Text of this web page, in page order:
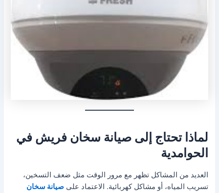
لماذا تحتاج إلى صيانة سخان فريش في
الحوامدية
العديد من المشاكل تظهر مع مرور الوقت مثل ضعف التسخين،
تسريب المياه، أو مشاكل كهربائية. الاعتماد علىصيانة سخان